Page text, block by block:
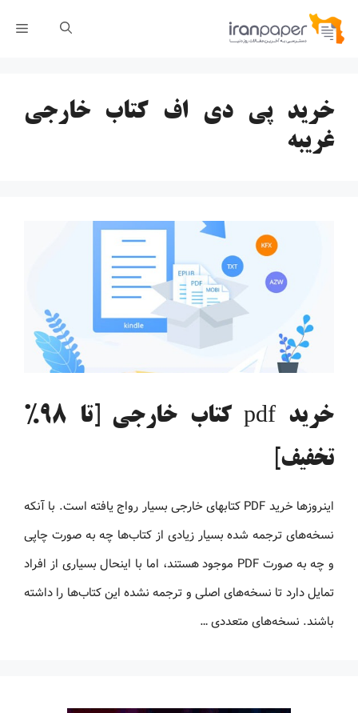
پرش
خرید پی دی اف کتاب خارجی
غریبه
خرید pdf کتاب خارجی [تا 98%
تخفیف]
اینروزها خرید PDF کتاب‎های خارجی بسیار رواج یافته است. با آنکه
نسخه‌های ترجمه شده بسیار زیادی از کتاب‌ها چه به صورت چاپی
و چه به صورت PDF موجود هستند، اما با اینحال بسیاری از افراد
تمایل دارد تا نسخه‌های اصلی و ترجمه نشده این کتاب‌ها را داشته
باشند. نسخه‌های متعددی …